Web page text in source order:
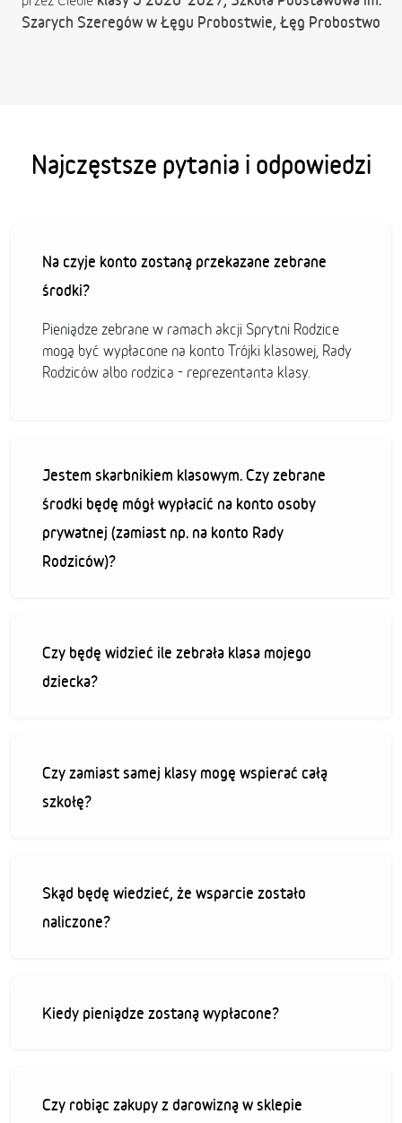
Szarych Szeregów w Łęgu Probostwie, Łęg Probostwo
Najczęstsze pytania i odpowiedzi
Na czyje konto zostaną przekazane zebrane
środki?
Pieniądze zebrane w ramach akcji Sprytni Rodzice
mogą być wypłacone na konto Trójki klasowej, Rady
Rodziców albo rodzica - reprezentanta klasy.
Jestem skarbnikiem klasowym. Czy zebrane
środki będę mógł wypłacić na konto osoby
prywatnej (zamiast np. na konto Rady
Rodziców)?
Czy będę widzieć ile zebrała klasa mojego
dziecka?
Czy zamiast samej klasy mogę wspierać całą
szkołę?
Skąd będę wiedzieć, że wsparcie zostało
naliczone?
Kiedy pieniądze zostaną wypłacone?
Czy robiąc zakupy z darowizną w sklepie